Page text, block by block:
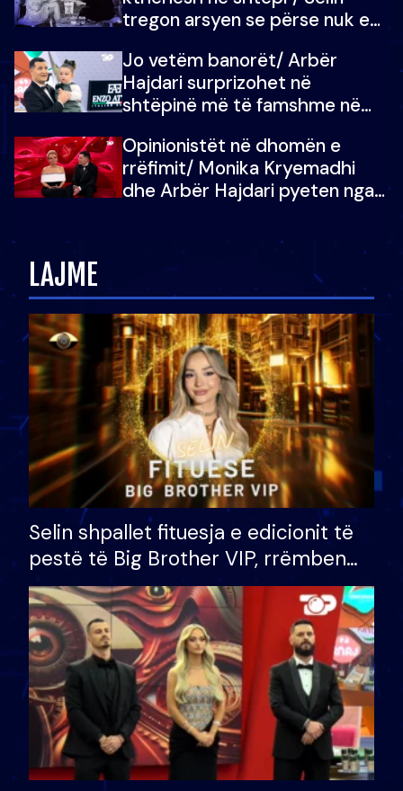
tregon arsyen se përse nuk e
çoja luftën time deri në fund
Jo vetëm banorët/ Arbër
Hajdari surprizohet në
shtëpinë më të famshme në
vajzën e tij
Opinionistët në dhomën e
rrëfimit/ Monika Kryemadhi
dhe Arbër Hajdari pyeten nga
zëvendësonit njëri-tjetrin?
LAJME
Selin shpallet fituesja e edicionit të
pestë të Big Brother VIP, rrëmben
çmimin e madh prej 100 mijë eurosh